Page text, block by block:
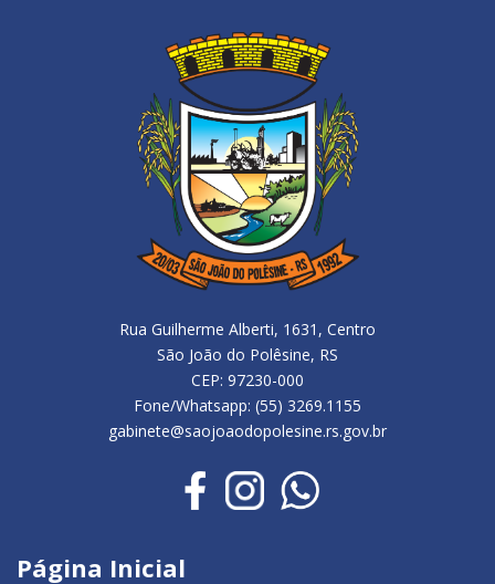
Rua Guilherme Alberti, 1631, Centro
São João do Polêsine, RS
CEP: 97230-000
Fone/Whatsapp: (55) 3269.1155
gabinete@saojoaodopolesine.rs.gov.br
Página Inicial